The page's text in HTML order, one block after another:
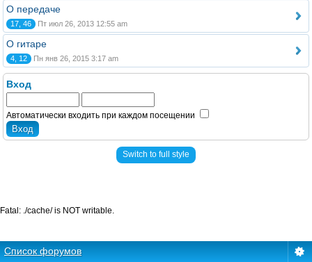
О передаче
17, 46 Пт июл 26, 2013 12:55 am
О гитаре
4, 12 Пн янв 26, 2015 3:17 am
Вход
Автоматически входить при каждом посещении
Switch to full style
Список форумов
Fatal: ./cache/ is NOT writable.